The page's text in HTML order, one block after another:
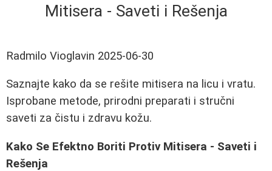
Mitisera - Saveti i Rešenja
Radmilo Vioglavin 2025-06-30
Saznajte kako da se rešite mitisera na licu i vratu.
Isprobane metode, prirodni preparati i stručni
saveti za čistu i zdravu kožu.
Kako Se Efektno Boriti Protiv Mitisera - Saveti i
Rešenja